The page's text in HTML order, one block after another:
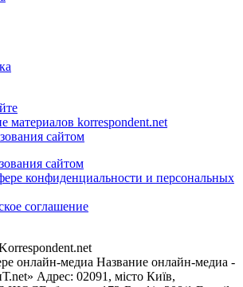
материалов korrespondent.net
сайтом
сайтом
конфиденциальности и персональных
соглашение
онлайн-медиа Название онлайн-медиа -
Адрес: 02091, місто Київ,